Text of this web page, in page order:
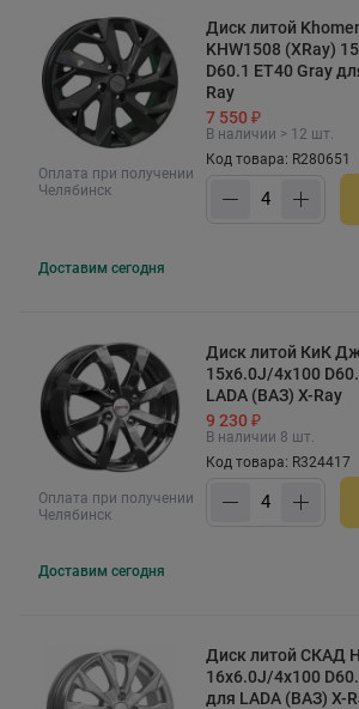
Оплата при получении
Челябинск
Диск литой
KHW1508 (XRay)
D60.1 ET40 Gray
Ray
7 550 ₽
В наличии > 12 шт.
Код товара: R280651
Доставим сегодня
Оплата при получении
Челябинск
Диск литой КиК
15x6.0J/4x100
LADA (ВАЗ) X-Ray
9 230 ₽
В наличии 8 шт.
Код товара: R324417
Доставим сегодня
Диск литой СКАД
16x6.0J/4x100
для LADA (ВАЗ) X-